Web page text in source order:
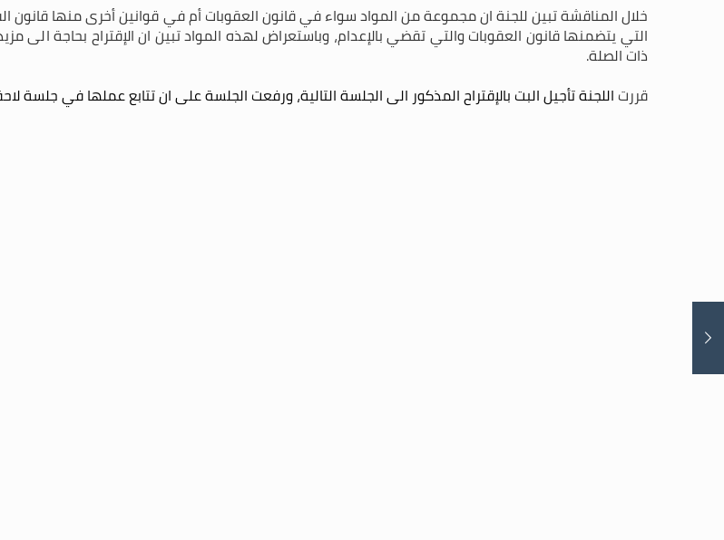
خلال المناقشة تبين للجنة ان مجموعة من المواد سواء في قانون العقوبات أم في قوانين أخرى منها قانون
التي يتضمنها قانون العقوبات والتي تقضي بالإعدام، وباستعراض لهذه المواد تبين ان الإقتراح بحاجة
ذات الصلة.
قررت اللجنة تأجيل البت بالإقتراح المذكور الى الجلسة التالية، ورفعت الجلسة على ان تتابع عملها في جلسة